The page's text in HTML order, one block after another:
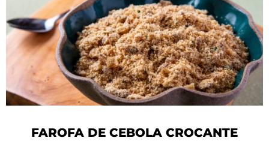
FAROFA DE CEBOLA CROCANTE